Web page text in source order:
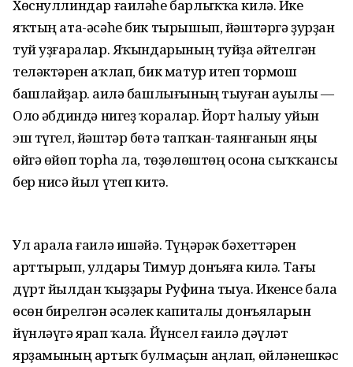
Хөснуллиндар ғаиләһе барлыҡҡа килә. Ике
яҡтың ата-әсәһе бик тырышып, йәштәргә ҙурҙан
туй уҙғаралар. Яҡындарының туйҙа әйтелгән
теләктәрен аҡлап, бик матур итеп тормош
башлайҙар. Ғаилә башлығының тыуған ауылы —
Оло Ғәбдиндә нигеҙ ҡоралар. Йорт һалыу уйын
эш түгел, йәштәр бөтә тапҡан-таянғанын яңы
өйгә өйөп торһа ла, төҙөлөштөң осона сыҡҡансы
бер нисә йыл үтеп китә.
Ул арала ғаилә ишәйә. Түңәрәк бәхеттәрен
арттырып, улдары Тимур донъяға килә. Тағы
дүрт йылдан ҡыҙҙары Руфина тыуа. Икенсе бала
өсөн бирелгән әсәлек капиталы донъяларын
йүнләүгә ярап ҡала. Йүнсел ғаилә дәүләт
ярҙамының артыҡ булмаҫын аңлап, өйләнешкәс